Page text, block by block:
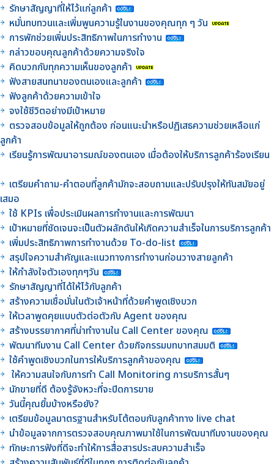
รักษาสัญญาที่ให้ไว้แก่ลูกค้า
หมั่นทบทวนและเพิ่มพูนความรู้ในงานของคุณทุก ๆ วัน
การพักช่วยเพิ่มประสิทธิภาพในการทำงาน
กล่าวขอบคุณลูกค้าด้วยความจริงใจ
คิดบวกกับทุกความเห็นของลูกค้า
ฟังสายสนทนาของตนเองและลูกค้า
ฟังลูกค้าด้วยความเข้าใจ
จงใช้ชีวิตอย่างมีเป้าหมาย
ตรวจสอบข้อมูลให้ถูกต้อง ก่อนแนะนำหรือปฏิเสธความช่วยเหลือแก่
ลูกค้า
เรียนรู้การพัฒนาอารมณ์ของตนเอง เมื่อต้องให้บริการลูกค้าร้องเรียน
เตรียมคำถาม-คำตอบที่ลูกค้ามักจะสอบถามและปรับปรุงให้ทันสมัยอยู่
เสมอ
ใช้ KPIs เพื่อประเมินผลการทำงานและการพัฒนา
เป้าหมายที่ชัดเจนจะเป็นตัวผลักดันให้เกิดความสำเร็จในการบริการลูกค้า
เพิ่มประสิทธิภาพการทำงานด้วย To-do-list
สรุปใจความสำคัญและแนวทางการทำงานก่อนวางสายลูกค้า
ให้กำลังใจตัวเองทุกๆวัน
รักษาสัญญาที่ได้ให้ไว้กับลูกค้า
สร้างความเชื่อมั่นในตัวเจ้าหน้าที่ด้วยคำพูดเชิงบวก
ให้เวลาพูดคุยแบบตัวต่อตัวกับ Agent ของคุณ
สร้างบรรยากาศที่น่าทำงานใน Call Center ของคุณ
พัฒนาทีมงาน Call Center ด้วยกิจกรรมบทบาทสมมติ
ใช้คำพูดเชิงบวกในการให้บริการลูกค้าของคุณ
ให้ความสนใจกับการทำ Call Monitoring การบริการสั้นๆ
นักขายที่ดี ต้องรู้จังหวะที่จะปิดการขาย
วันนี้คุณยิ้มบ้างหรือยัง?
เตรียมข้อมูลมาตรฐานสำหรับโต้ตอบกับลูกค้าทาง live chat
นำข้อมูลจากการตรวจสอบคุณภาพมาใช้ในการพัฒนาทีมงานของคุณ
ทักษะการฟังที่ดีจะทำให้การสื่อสารประสบความสำเร็จ